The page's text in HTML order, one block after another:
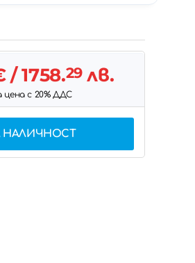
/ 1758.29лв.
цена с 20% ДДС
НАЛИЧНОСТ